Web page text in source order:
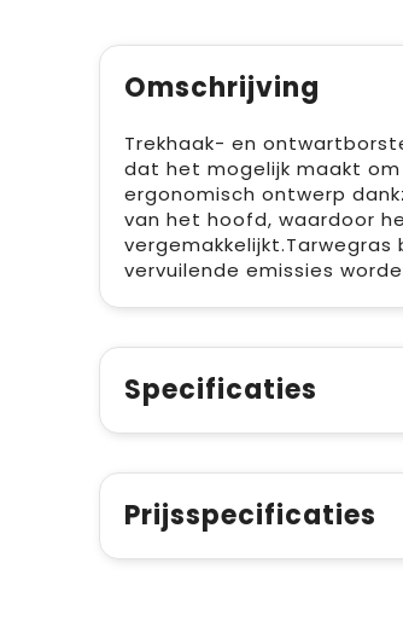
Omschrijving
Trekhaak- en
dat het mogelijk maakt
ergonomisch ontwerp
van het hoofd, waardoor
vervuilende emissies
Specificaties
Prijsspecificaties